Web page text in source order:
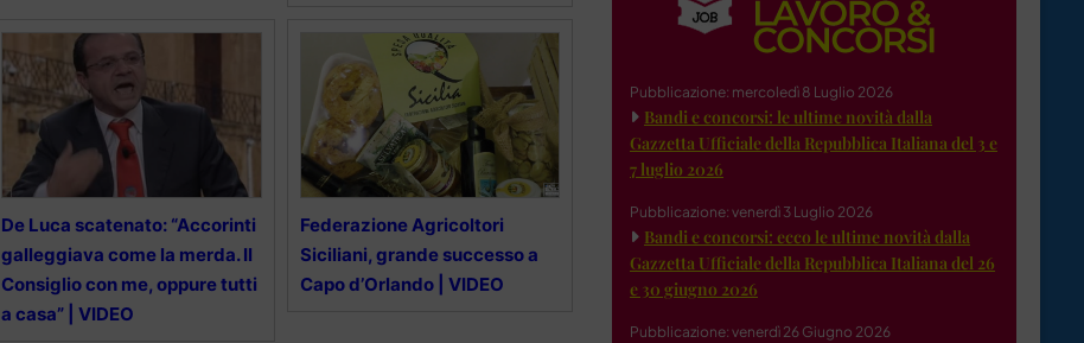
De Luca scatenato: “Accorinti
galleggiava come la merda. Il
Consiglio con me, oppure tutti
a casa” | VIDEO
Federazione Agricoltori
Siciliani, grande successo a
Capo d’Orlando | VIDEO
Pubblicazione: mercoledì 8 Luglio 2026
Bandi e concorsi: le ultime novità dalla
Gazzetta Ufficiale della Repubblica Italiana del 3 e
7 luglio 2026
Pubblicazione: venerdì 3 Luglio 2026
Bandi e concorsi: ecco le ultime novità dalla
Gazzetta Ufficiale della Repubblica Italiana del 26
e 30 giugno 2026
Pubblicazione: venerdì 26 Giugno 2026